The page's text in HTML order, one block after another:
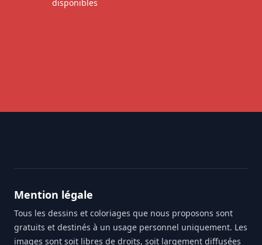
disponibles
Mention légale
Tous les dessins et coloriages que nous proposons sont
gratuits et destinés à un usage personnel uniquement. Les
images sont soit libres de droits, soit largement diffusées